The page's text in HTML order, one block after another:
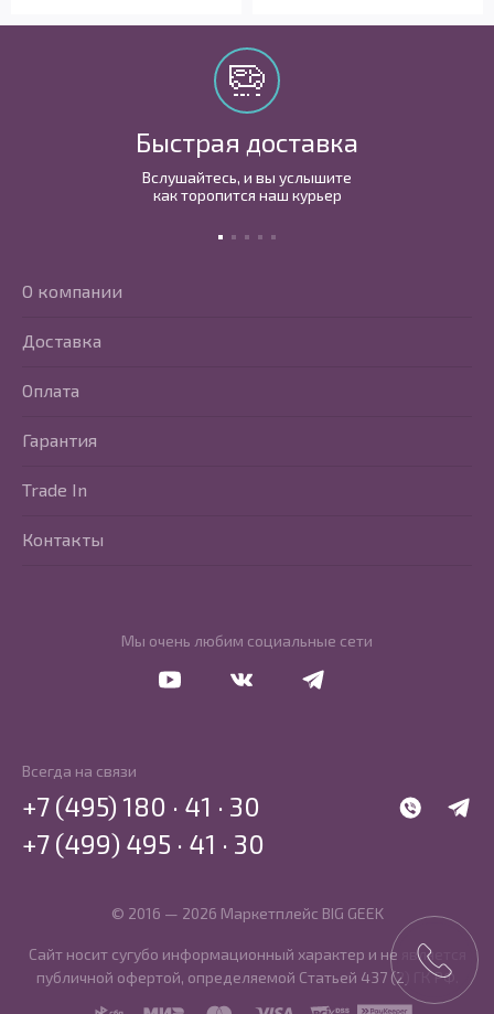
Быстрая доставка
Вслушайтесь, и вы услышите
как торопится наш курьер
Мы очень любим социальные сети
О компании
Доставка
Оплата
Гарантия
Trade In
Контакты
Всегда на связи
WhatsApp
+7 (495) 180 · 41 · 30
+7 (499) 495 · 41 · 30
© 2016 — 2026 Маркетплейс BIG GEEK
Сайт носит сугубо информационный характер и не является
публичной офертой, определяемой Статьей 437 (2) ГК РФ.
SBP
MIR MasterCard
Visa PCI DSS PayKeeper